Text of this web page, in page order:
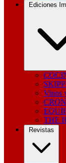
Ediciones
Vinos
THE
Revistas